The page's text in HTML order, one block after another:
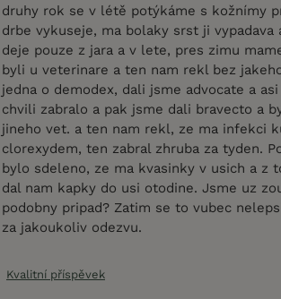
druhy rok se v létě potýkáme s kožnímy
drbe vykuseje, ma bolaky srst ji vypadava
deje pouze z jara a v lete, pres zimu
byli u veterinare a ten nam rekl bez
jedna o demodex, dali jsme advocate a
chvili zabralo a pak jsme dali bravecto a
jineho vet. a ten nam rekl, ze ma infekci
clorexydem, ten zabral zhruba za tyden.
bylo sdeleno, ze ma kvasinky v usich a z
dal nam kapky do usi otodine. Jsme uz
podobny pripad? Zatim se to vubec
za jakoukoliv odezvu.
Kvalitní příspěvek